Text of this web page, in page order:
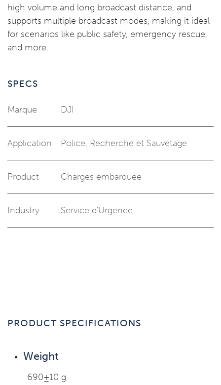
high volume and long broadcast distance, and
supports multiple broadcast modes, making it ideal
for scenarios like public safety, emergency rescue,
and more.
SPECS
Marque DJI
Application Police, Recherche et Sauvetage
Product Charges embarquée
Industry Service d'Urgence
PRODUCT SPECIFICATIONS
Weight
​690±10 g